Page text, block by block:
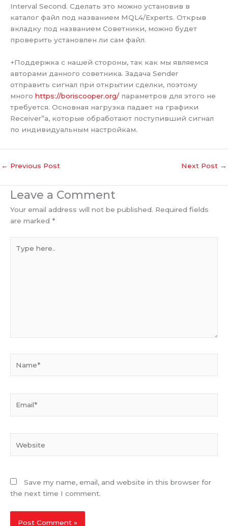
Interval Second. Сделать это можно установив в
каталог файл под названием MQL4/Experts. Открыв
вкладку под названием Советники, можно будет
проверить установлен ли сам файл.
+Поддержка с нашей стороны, так как мы являемся
авторами данного советника. Задача Sender
отправить сигнал при открытии сделки, поэтому
много https://boriscooper.org/ параметров для этого не
требуется. Основная нагрузка падает на графики
Receiver”а, которые обработают поступивший сигнал
по индивидуальным настройкам.
← Previous Post Next Post →
Leave a Comment
Your email address will not be published. Required fields
are marked *
here..
Save my name, email, and website in this browser for
the next time I comment.